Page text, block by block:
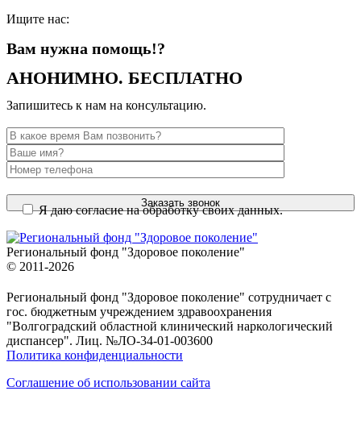
Ищите нас:
Страница
YouTube
открывается
новом
Страница
Инстаграм
открывается
новом
Страница
Whatsapp
открывается
новом
Страница
Телеграм
открывается
новом
Вам нужна помощь!?
АНОНИМНО. БЕСПЛАТНО
Запишитесь к нам на консультацию.
Я даю согласие на обработку своих данных.
Региональный фонд "Здоровое поколение"
© 2011-2026
Региональный фонд "Здоровое поколение" сотрудничает с
гос. бюджетным учреждением здравоохранения
"Волгоградский областной клинический наркологический
диспансер". Лиц. №ЛО-34-01-003600
Политика конфиденциальности
Соглашение об использовании сайта